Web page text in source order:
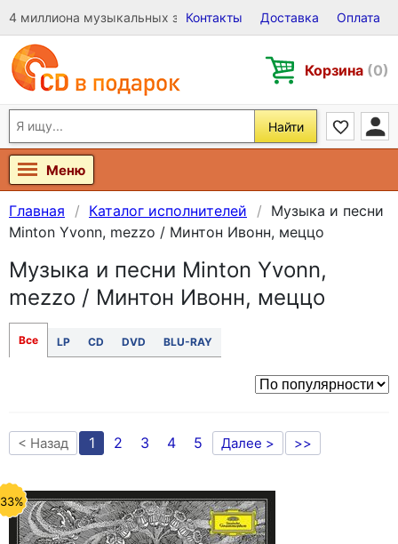
4 миллиона музыкальных записей на Виниле, CD и DVD
Контакты Доставка Оплата
Корзина (0)
Найти
Меню
Главная Каталог исполнителей
Музыка и песни
Minton Yvonn, mezzo / Минтон Ивонн, меццо
Музыка и песни Minton Yvonn,
mezzo / Минтон Ивонн, меццо
Все LP CD DVD BLU-RAY
< Назад 1 2 3 4 5 Далее > >>